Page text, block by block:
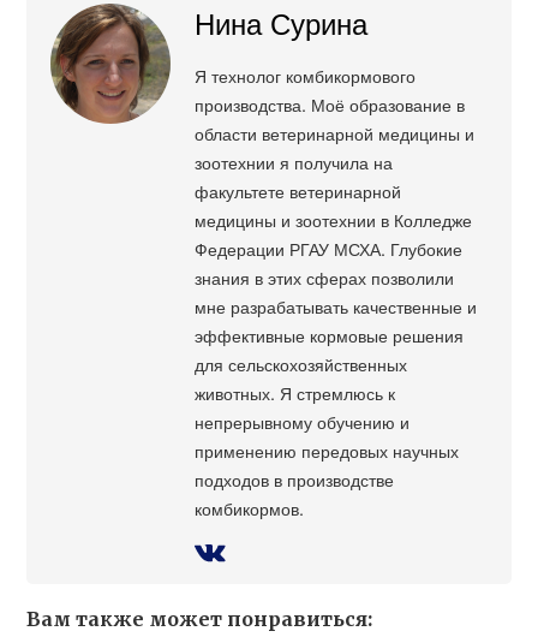
Нина Сурина
Я технолог комбикормового
производства. Моё образование в
области ветеринарной медицины и
зоотехнии я получила на
факультете ветеринарной
медицины и зоотехнии в Колледже
Федерации РГАУ МСХА. Глубокие
знания в этих сферах позволили
мне разрабатывать качественные и
эффективные кормовые решения
для сельскохозяйственных
животных. Я стремлюсь к
непрерывному обучению и
применению передовых научных
подходов в производстве
комбикормов.
Вам также может понравиться: